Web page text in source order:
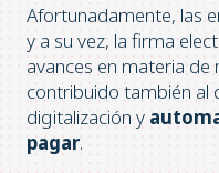
Afortunadamente, las
y a su vez, la firma
avances en materia de
contribuido también al
digitalización y
pagar.